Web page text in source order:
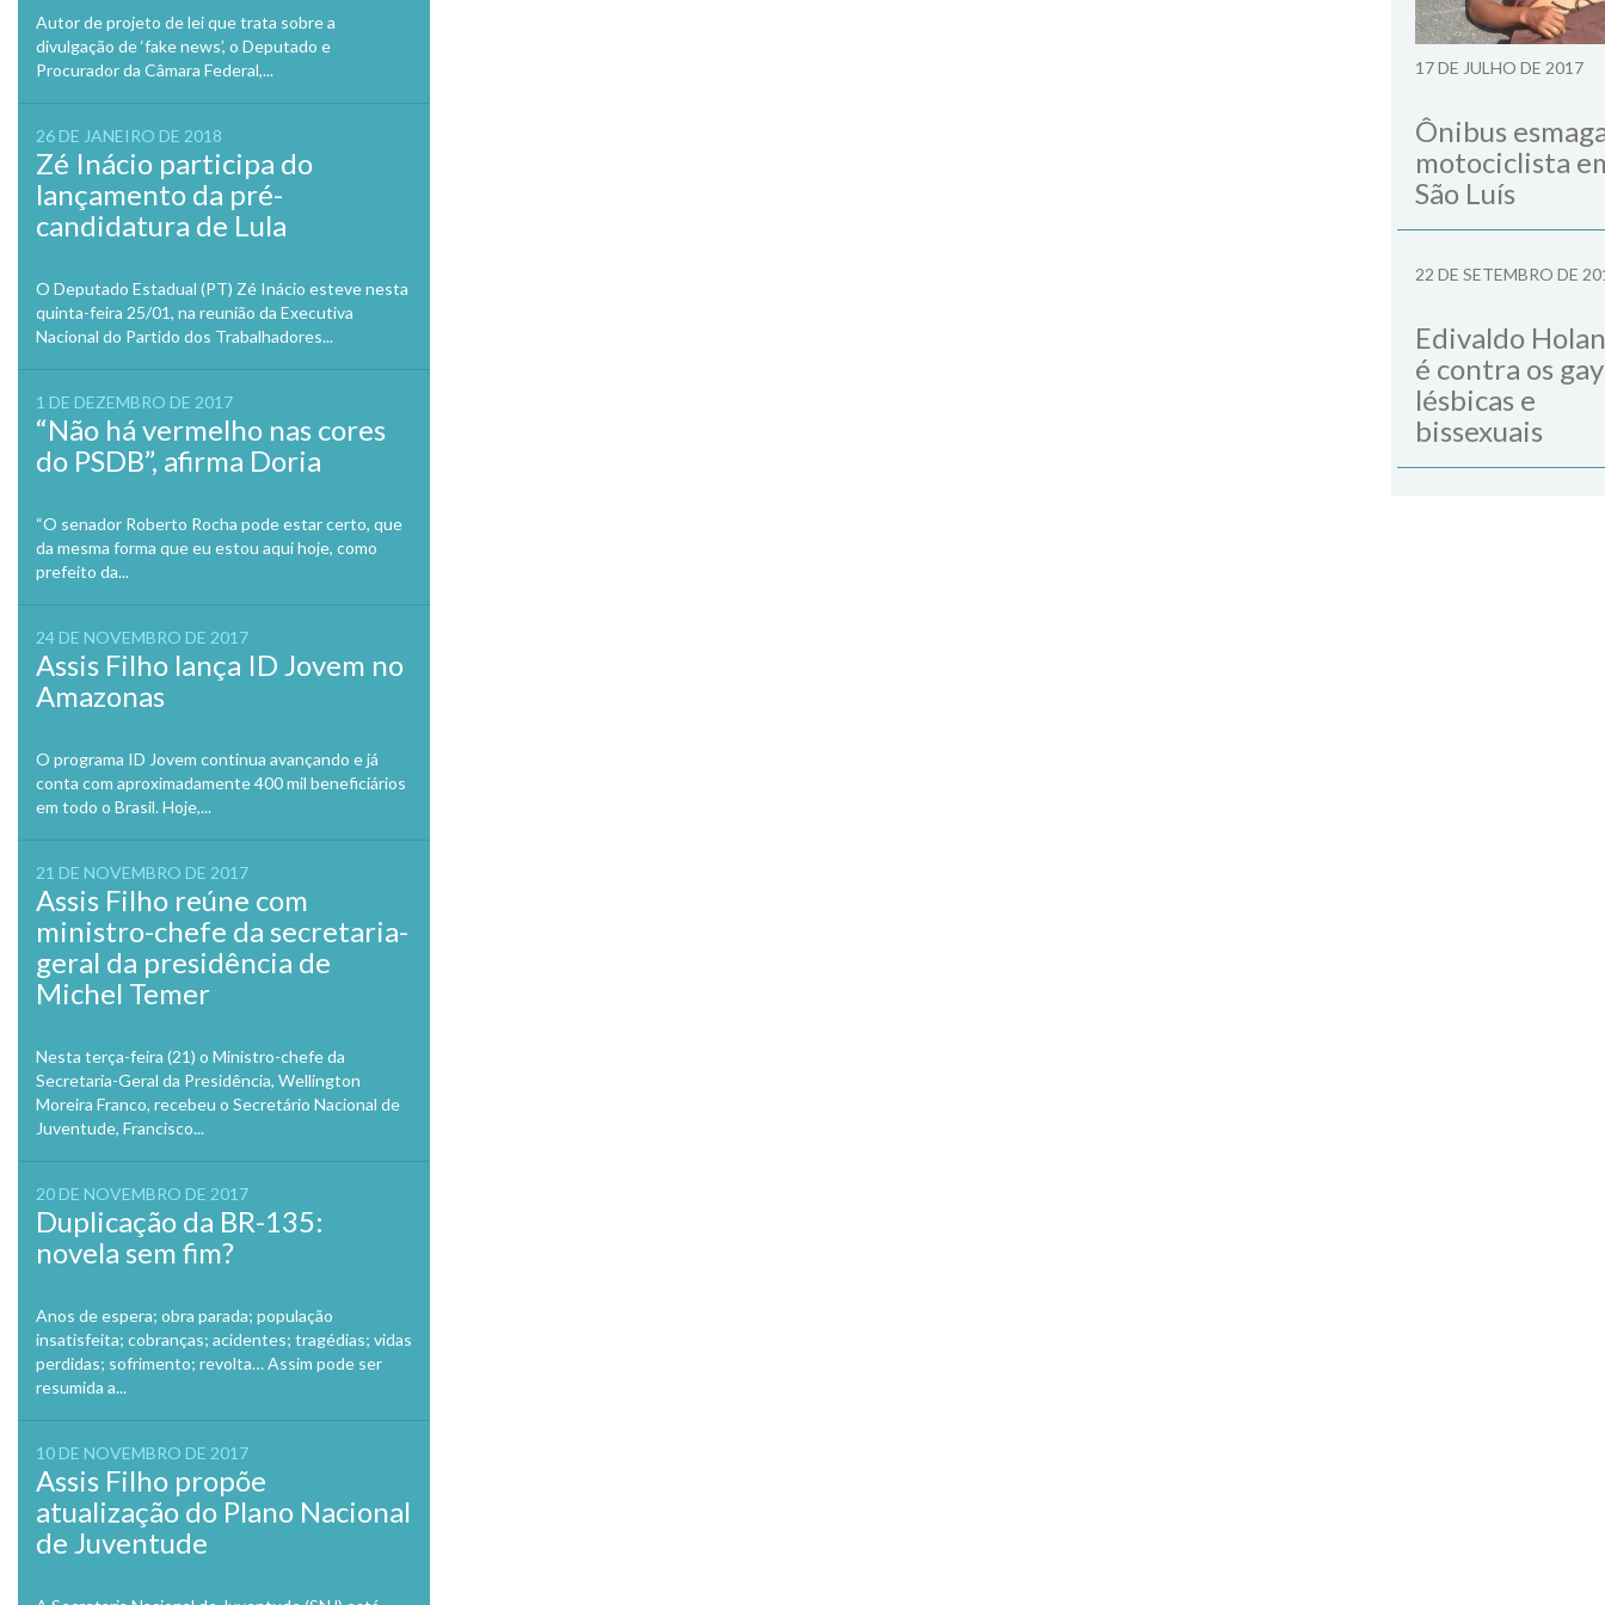
Autor de projeto de lei que trata sobre a
divulgação de ‘fake news’, o Deputado e
Procurador da Câmara Federal,...
26 DE JANEIRO DE 2018
Zé Inácio participa do
lançamento da pré-
candidatura de Lula
O Deputado Estadual (PT) Zé Inácio esteve nesta
quinta-feira 25/01, na reunião da Executiva
Nacional do Partido dos Trabalhadores...
1 DE DEZEMBRO DE 2017
“Não há vermelho nas cores
do PSDB”, afirma Doria
“O senador Roberto Rocha pode estar certo, que
da mesma forma que eu estou aqui hoje, como
prefeito da...
24 DE NOVEMBRO DE 2017
Assis Filho lança ID Jovem no
Amazonas
O programa ID Jovem continua avançando e já
conta com aproximadamente 400 mil beneficiários
em todo o Brasil. Hoje,...
21 DE NOVEMBRO DE 2017
Assis Filho reúne com
ministro-chefe da secretaria-
geral da presidência de
Michel Temer
Nesta terça-feira (21) o Ministro-chefe da
Secretaria-Geral da Presidência, Wellington
Moreira Franco, recebeu o Secretário Nacional de
Juventude, Francisco...
20 DE NOVEMBRO DE 2017
Duplicação da BR-135:
novela sem fim?
Anos de espera; obra parada; população
insatisfeita; cobranças; acidentes; tragédias; vidas
perdidas; sofrimento; revolta… Assim pode ser
resumida a...
10 DE NOVEMBRO DE 2017
Assis Filho propõe
atualização do Plano Nacional
de Juventude
17 DE JULHO DE 2017
Ônibus
motociclista
São Luís
22 DE SETEMBRO DE
Edivaldo
é contra os
lésbicas e
bissexuais